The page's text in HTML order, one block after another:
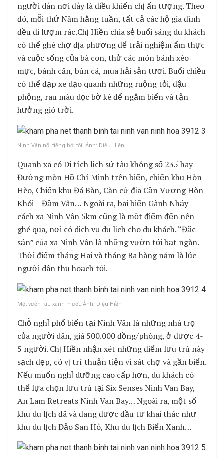
người dân nơi đây là điều khiến chị ấn tượng. Theo
đó, mỗi thứ Năm hằng tuần, tất cả các hộ gia đình
đều đi lượm rác.Chị Hiền chia sẻ buổi sáng du khách
có thể ghé chợ địa phương để trải nghiệm ẩm thực
và cuộc sống của bà con, thử các món bánh xèo
mực, bánh căn, bún cá, mua hải sản tươi. Buổi chiều
có thể đạp xe dạo quanh những ruộng tỏi, đậu
phộng, rau màu dọc bờ kè để ngắm biển và tận
hưởng gió trời.
Ninh Vân nổi tiếng bởi tỏi. Ảnh: Diệu Hiền
Quanh xã có Di tích lịch sử tàu không số 235 hay
Đường mòn Hồ Chí Minh trên biển, chiến khu Hòn
Hèo, Chiến khu Đá Bàn, Căn cứ địa Cần Vương Hòn
Khói – Đầm Vân… Ngoài ra, bãi biển Gành Nhảy
cách xã Ninh Vân 5km cũng là một điểm đến nên
ghé qua, nơi có dịch vụ du lịch cho du khách. “Đặc
sản” của xã Ninh Vân là những vườn tỏi bạt ngàn.
Thời điểm tháng Hai và tháng Ba hàng năm là lúc
người dân thu hoạch tỏi.
Một vườn rau xanh mướt. Ảnh: Diệu Hiền
Chỗ nghỉ phổ biến tại Ninh Vân là những nhà trọ
của người dân, giá 500.000 đồng/phòng, ở được 4-
5 người. Chị Hiền nhận xét những điểm lưu trú này
sạch đẹp, có vị trí thuận tiện vì sát chợ và gần biển.
Nếu muốn nghỉ dưỡng cao cấp hơn, du khách có
thể lựa chọn lưu trú tại Six Senses Ninh Van Bay,
An Lam Retreats Ninh Van Bay… Ngoài ra, một số
khu du lịch đã và đang được đầu tư khai thác như
khu du lịch Đảo San Hô, Khu du lịch Biển Xanh…